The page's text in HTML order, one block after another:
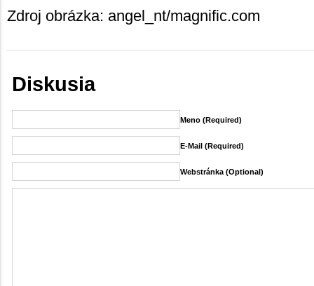
Zdroj obrázka: angel_nt/magnific.com
Diskusia
Meno (required)
E-Mail (required)
Webstránka (Optional)